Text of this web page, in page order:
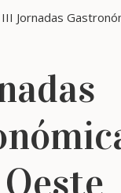
Jornadas